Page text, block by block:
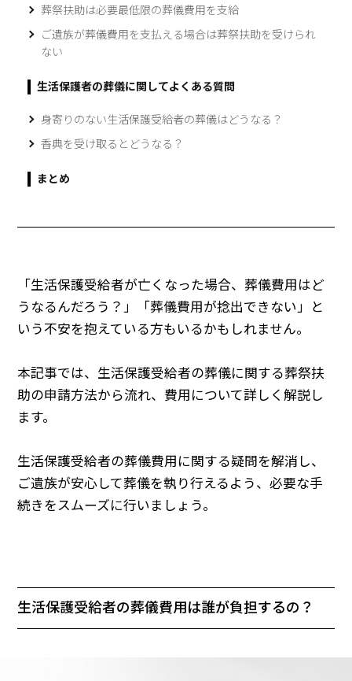
葬祭扶助は必要最低限の葬儀費用を支給
ご遺族が葬儀費用を支払える場合は葬祭扶助を受けられ
ない
生活保護者の葬儀に関してよくある質問
身寄りのない生活保護受給者の葬儀はどうなる？
香典を受け取るとどうなる？
まとめ
「生活保護受給者が亡くなった場合、葬儀費用はど
うなるんだろう？」「葬儀費用が捻出できない」と
いう不安を抱えている方もいるかもしれません。
本記事では、生活保護受給者の葬儀に関する葬祭扶
助の申請方法から流れ、費用について詳しく解説し
ます。
生活保護受給者の葬儀費用に関する疑問を解消し、
ご遺族が安心して葬儀を執り行えるよう、必要な手
続きをスムーズに行いましょう。
生活保護受給者の葬儀費用は誰が負担するの？